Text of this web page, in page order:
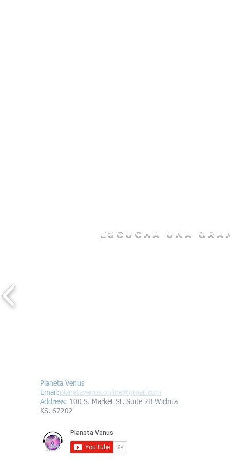
escucha una
Planeta Venus
Email:planetavenus.online@gmail.com
Address: 100 S. Market St. Suite 2B Wichita
KS. 67202